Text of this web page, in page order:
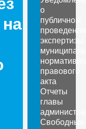
о
публичном
проведении
экспертизы
правового
акта
Отчеты
главы
Свободные